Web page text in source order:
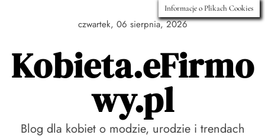
czwartek, 06 sierpnia, 2026
Kobieta.eFirmo
wy.pl
Blog dla kobiet o modzie, urodzie i trendach
Informacje o Plikach Cookies